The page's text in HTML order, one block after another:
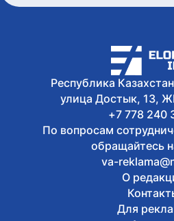
Сегодня, 13:56
10 лучших
обучают 208
национальным
Республика
улица Достык, 13,
+7 778 240
По вопросам
обращайтесь
va-
О
Для